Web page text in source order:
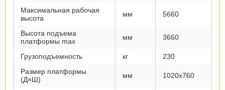
Максимальная рабочая
высота
мм 5660
Высота подъема
платформы max
мм 3660
Грузоподъемность кг
230
Размер платформы
(Д×Ш)
мм 1020х760